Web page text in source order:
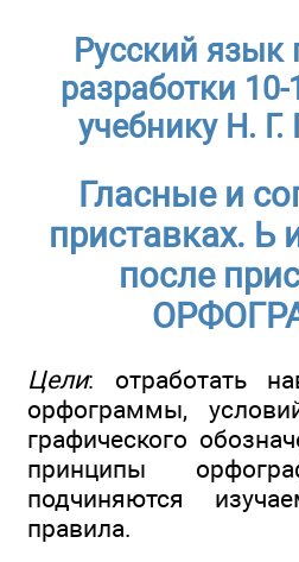
Русский язык
разработки
учебнику Н. Г.
Гласные и
приставках. Ь
после
Цели: отработать
орфограммы,
графического
принципы
подчиняются
правила.